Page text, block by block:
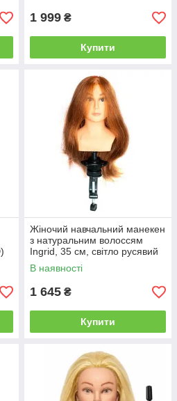
1 999 ₴
Купити
Жіночий навчальний манекен
з натуральним волоссям
Ingrid, 35 см, світло русявий
(890552)
В наявності
1 645 ₴
Купити